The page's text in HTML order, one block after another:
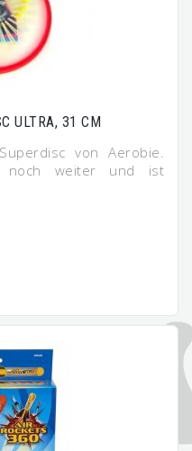
ULTRA, 31 CM
von Aerobie.
noch weiter und ist